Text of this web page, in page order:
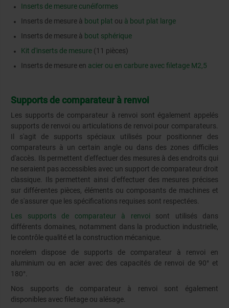
Inserts de mesure cunéiformes
Inserts de mesure à bout plat ou à bout plat large
Inserts de mesure à bout sphérique
Kit d'inserts de mesure (11 pièces)
Inserts de mesure en acier ou en carbure avec filetage M2,5
Supports de comparateur à renvoi
Les supports de comparateur à renvoi sont également appelés
supports de renvoi ou articulations de renvoi pour comparateurs.
Il s'agit de supports spéciaux utilisés pour positionner des
comparateurs à un certain angle ou dans des zones difficiles
d'accès. Ils permettent d'effectuer des mesures à des endroits qui
ne seraient pas accessibles avec un support de comparateur droit
classique. Ils permettent ainsi d'effectuer des mesures précises
sur différentes pièces, éléments ou composants de machines et
de s'assurer que les spécifications requises sont respectées.
Les supports de comparateur à renvoi sont utilisés dans
différents domaines, notamment dans la production industrielle,
le contrôle qualité et la construction mécanique.
norelem dispose de supports de comparateur à renvoi en
aluminium ou en acier avec des capacités de renvoi de 90° et
180°.
Nos supports de comparateur à renvoi sont également
disponibles avec filetage ou alésage.